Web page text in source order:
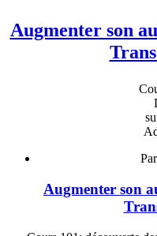
Augmenter son
Augmenter son